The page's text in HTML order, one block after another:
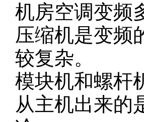
机房空调变频
压缩机是变频
较复杂。
模块机和螺杆
从主机出来的